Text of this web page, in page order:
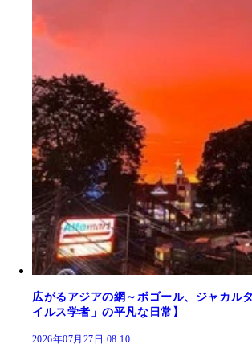
広がるアジアの網～ボゴール、ジャカル
イルス学者」の平凡な日常】
2026年07月27日 08:10